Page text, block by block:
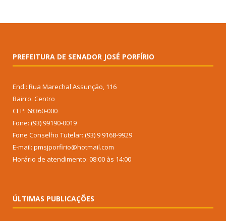
PREFEITURA DE SENADOR JOSÉ PORFÍRIO
End.: Rua Marechal Assunção, 116
Bairro: Centro
CEP: 68360-000
Fone: (93) 99190-0019
Fone Conselho Tutelar: (93) 9 9168-9929
E-mail: pmsjporfirio@hotmail.com
Horário de atendimento: 08:00 às 14:00
ÚLTIMAS PUBLICAÇÕES